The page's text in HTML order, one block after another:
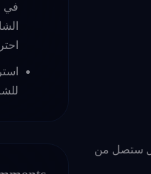
ستصل من
في